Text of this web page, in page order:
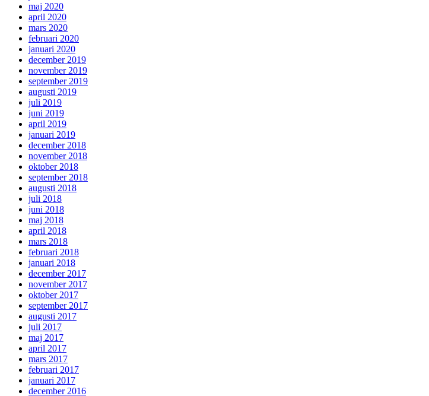
maj 2020
april 2020
mars 2020
februari 2020
januari 2020
december 2019
november 2019
september 2019
augusti 2019
juli 2019
juni 2019
april 2019
januari 2019
december 2018
november 2018
oktober 2018
september 2018
augusti 2018
juli 2018
juni 2018
maj 2018
april 2018
mars 2018
februari 2018
januari 2018
december 2017
november 2017
oktober 2017
september 2017
augusti 2017
juli 2017
maj 2017
april 2017
mars 2017
februari 2017
januari 2017
december 2016